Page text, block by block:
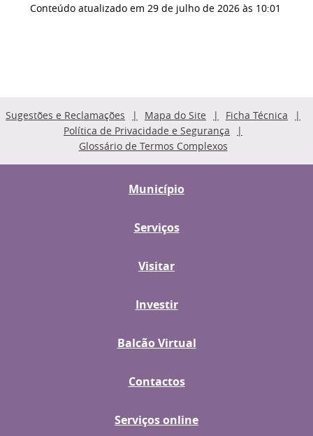
Conteúdo atualizado em 29 de julho de 2026 às 10:01
Sugestões e Reclamações Mapa do Site
Ficha Técnica
Política de Privacidade e Segurança
Glossário de Termos Complexos
Município
Serviços
Visitar
Investir
Balcão Virtual
Contactos
Serviços online